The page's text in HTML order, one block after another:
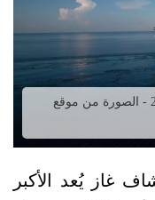
المنصة المستعملة في حفر بئر سيريوس-2 - الصورة من موقع
غاز يُعد الأكبر